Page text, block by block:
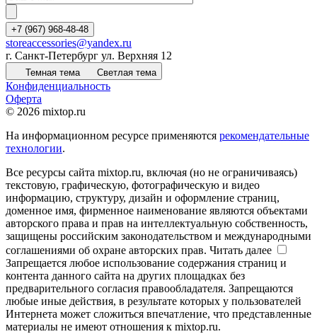
+7 (967) 968-48-48
storeaccessories@yandex.ru
г. Санкт-Петербург ул. Верхняя 12
Темная тема Светлая тема
Конфиденциальность
Оферта
© 2026 mixtop.ru
На информационном ресурсе применяются рекомендательные
технологии.
Все ресурсы сайта mixtop.ru, включая (но не ограничиваясь)
текстовую, графическую, фотографическую и видео
информацию, структуру, дизайн и оформление страниц,
доменное имя, фирменное наименование являются объектами
авторского права и прав на интеллектуальную собственность,
защищены российским законодательством и международными
соглашениями об охране авторских прав. Читать далее
Запрещается любое использование содержания страниц и
контента данного сайта на других площадках без
предварительного согласия правообладателя. Запрещаются
любые иные действия, в результате которых у пользователей
Интернета может сложиться впечатление, что представленные
материалы не имеют отношения к mixtop.ru.